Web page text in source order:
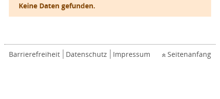
Keine Daten gefunden.
Barrierefreiheit Datenschutz Impressum Seitenanfang